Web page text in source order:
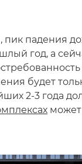
пик падения
год, а
будет
2-3 года